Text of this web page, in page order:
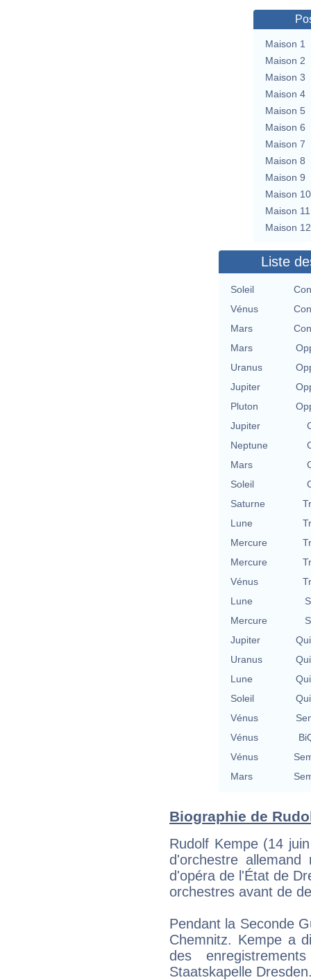
Maison 1
Maison 2
Maison 3
Maison 4
Maison 5
Maison 6
Maison 7
Maison 8
Maison 9
Maison 10
Maison 11
Maison 12
Liste
Soleil
Vénus
Mars
Mars
Uranus
Jupiter
Pluton
Jupiter
Neptune
Mars
Soleil
Saturne
Lune
Mercure
Mercure
Vénus
Lune
Mercure
Jupiter
Uranus
Lune
Soleil
Vénus
Vénus
Vénus
Mars
Biographie de
Rudolf Kempe (14
d'orchestre
d'opéra de l'État de
orchestres avant de
Pendant la Seconde
Chemnitz. Kempe a
des
Staatskapelle